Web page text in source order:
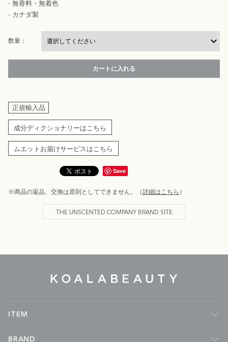
- 無香料・無着色
- カナダ製
数量：
カートに入れる
正規輸入品
成分ディクショナリーはこちら
ムエットお届けサービスはこちら
Save
※商品の返品、交換は原則としてできません。（詳細はこちら ）
THE UNSCENTED COMPANY BRAND SITE
ITEM
フレグランス
BRAND